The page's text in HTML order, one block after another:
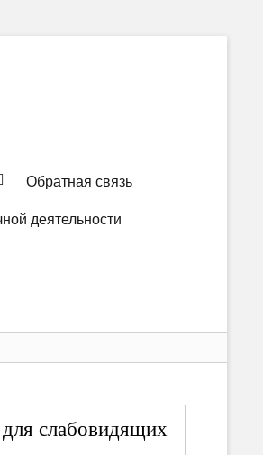
Обратная связь
деятельности
слабовидящих